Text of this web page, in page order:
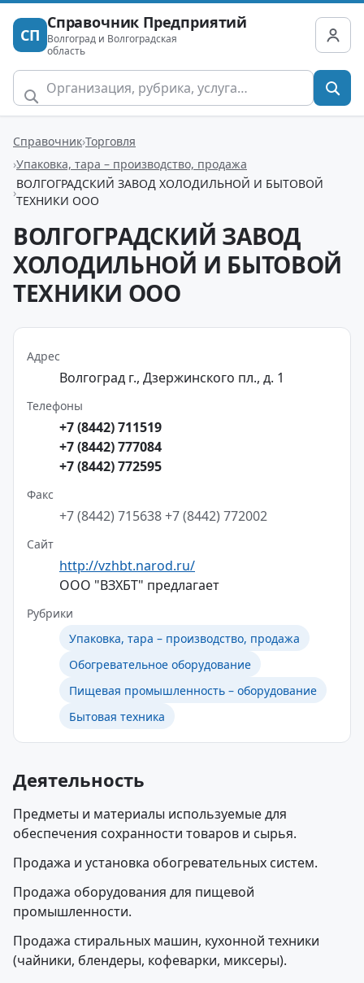
СП
Справочник Предприятий
Волгоград и Волгоградская
область
Справочник Торговля
Упаковка, тара – производство, продажа
ВОЛГОГРАДСКИЙ ЗАВОД ХОЛОДИЛЬНОЙ И БЫТОВОЙ
ТЕХНИКИ ООО
ВОЛГОГРАДСКИЙ ЗАВОД
ХОЛОДИЛЬНОЙ И БЫТОВОЙ
ТЕХНИКИ ООО
Адрес
Волгоград г., Дзержинского пл., д. 1
Телефоны
+7 (8442) 711519
+7 (8442) 777084
+7 (8442) 772595
Факс
+7 (8442) 715638+7 (8442) 772002
Сайт
http://vzhbt.narod.ru/
ООО "ВЗХБТ" предлагает
Рубрики
Упаковка, тара – производство, продажа
Обогревательное оборудование
Пищевая промышленность – оборудование
Бытовая техника
Деятельность
Предметы и материалы используемые для
обеспечения сохранности товаров и сырья.
Продажа и установка обогревательных систем.
Продажа оборудования для пищевой
промышленности.
Продажа стиральных машин, кухонной техники
(чайники, блендеры, кофеварки, миксеры).